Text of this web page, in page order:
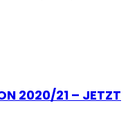
2020/21 – JETZT